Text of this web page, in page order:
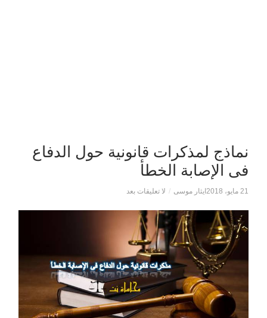
نماذج لمذكرات قانونية حول الدفاع
فى الإصابة الخطأ
21 مايو، 2018 ايثار موسى / لا تعليقات بعد